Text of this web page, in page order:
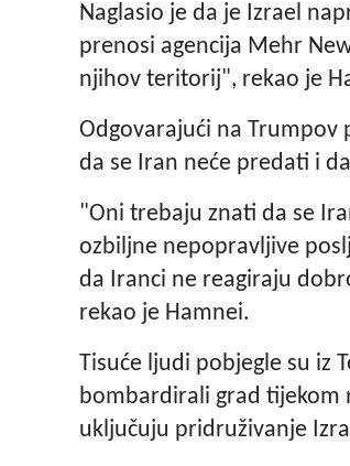
Naglasio je da je Izrael
prenosi agencija Mehr
njihov teritorij", rekao je
Odgovarajući na Trumpov
da se Iran neće predati i
"Oni trebaju znati da se
ozbiljne nepopravljive
da Iranci ne reagiraju
rekao je Hamnei.
Tisuće ljudi pobjegle su iz
bombardirali grad tijekom
uključuju pridruživanje